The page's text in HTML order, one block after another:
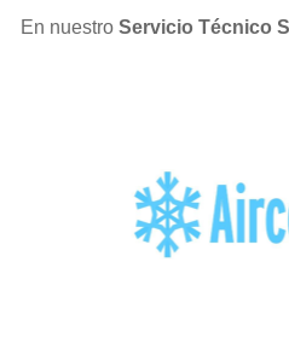
En nuestro Servicio Técnico